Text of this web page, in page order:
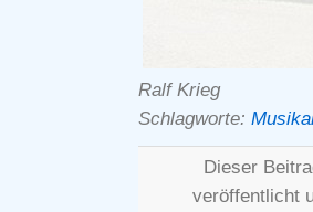
Ralf Krieg
Schlagworte:
Dieser
veröffentlicht